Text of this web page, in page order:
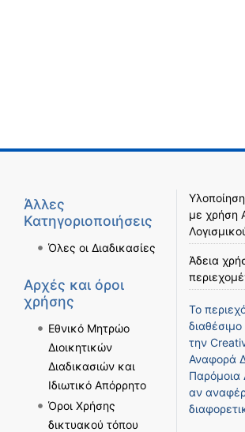
Άλλες
Κατηγοριοποιήσεις
Όλες οι Διαδικασίες
Αρχές και όροι
χρήσης
Εθνικό Μητρώο
Διοικητικών
Διαδικασιών και
Ιδιωτικό Απόρρητο
Όροι Χρήσης
δικτυακού τόπου
με χρήση
Άδεια
Το
την
Αναφορά
Παρόμοια
αν